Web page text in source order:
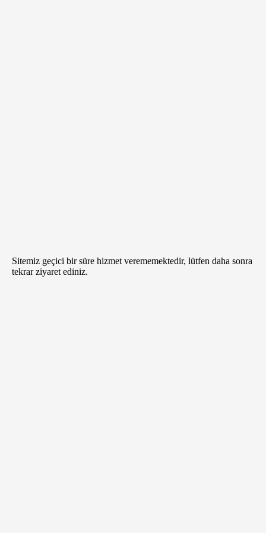
Sitemiz geçici bir süre hizmet verememektedir, lütfen daha sonra
tekrar ziyaret ediniz.